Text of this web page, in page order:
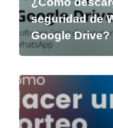
seguridad de
Google